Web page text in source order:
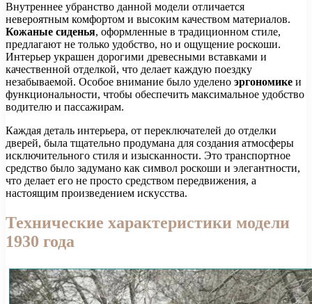
Внутреннее убранство данной модели отличается
невероятным комфортом и высоким качеством материалов.
Кожаные сиденья, оформленные в традиционном стиле,
предлагают не только удобство, но и ощущение роскоши.
Интерьер украшен дорогими древесными вставками и
качественной отделкой, что делает каждую поездку
незабываемой. Особое внимание было уделено эргономике и
функциональности, чтобы обеспечить максимальное удобство
водителю и пассажирам.
Каждая деталь интерьера, от переключателей до отделки
дверей, была тщательно продумана для создания атмосферы
исключительного стиля и изысканности. Это транспортное
средство было задумано как символ роскоши и элегантности,
что делает его не просто средством передвижения, а
настоящим произведением искусства.
Технические характеристики модели
1930 года